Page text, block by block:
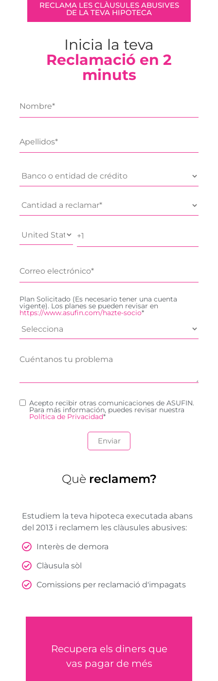
RECLAMA LES CLÀUSULES ABUSIVES
DE LA TEVA HIPOTECA
Inicia la teva
Reclamació en 2
minuts
Plan Solicitado (Es necesario tener una cuenta
vigente). Los planes se pueden revisar en
https://www.asufin.com/hazte-socio*
Acepto recibir otras comunicaciones de ASUFIN.
Para más información, puedes revisar nuestra
Política de Privacidad*
Què reclamem?
Estudiem la teva hipoteca executada abans
del 2013 i reclamem les clàusules abusives:
Interès de demora
Clàusula sòl
Comissions per reclamació d'impagats
Recupera els diners que
vas pagar de més
T'ajudem
EXPLICA'NS EL TEU CAS